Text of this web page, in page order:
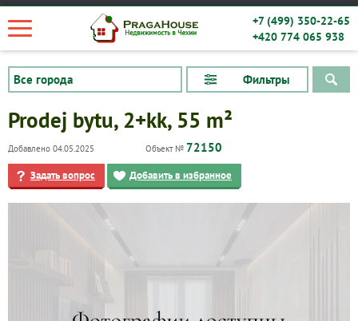
+7 (499) 350-22-65
+420 774 065 938
Фильтры
Prodej bytu, 2+kk, 55 m²
Добавлено 04.05.2025 Объект № 72150
Задать вопрос Добавить в избранное